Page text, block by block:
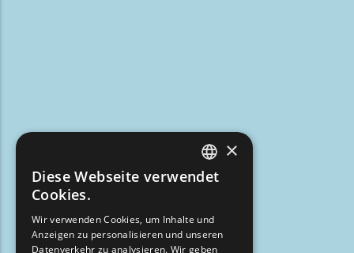
ENGLISH
FRENCH
×
Diese Webseite verwendet
Cookies.
Wir verwenden Cookies, um Inhalte und
Anzeigen zu personalisieren und unseren
Datenverkehr zu analysieren. Wir geben